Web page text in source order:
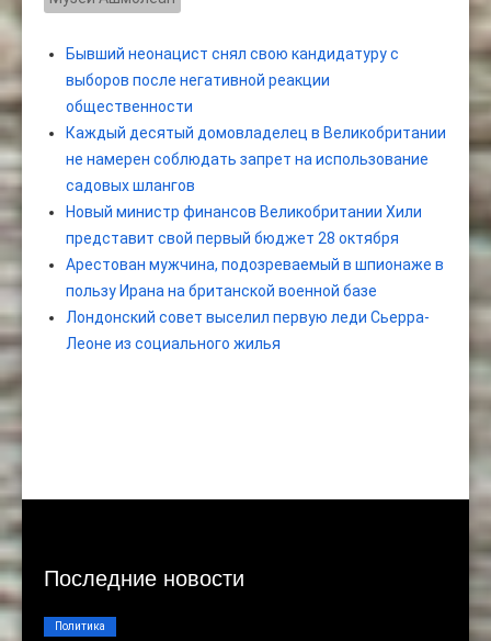
Бывший неонацист снял свою кандидатуру с
выборов после негативной реакции
общественности
Каждый десятый домовладелец в Великобритании
не намерен соблюдать запрет на использование
садовых шлангов
Новый министр финансов Великобритании Хили
представит свой первый бюджет 28 октября
Арестован мужчина, подозреваемый в шпионаже в
пользу Ирана на британской военной базе
Лондонский совет выселил первую леди Сьерра-
Леоне из социального жилья
Последние новости
Политика